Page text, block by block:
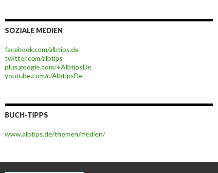
SOZIALE MEDIEN
facebook.com/albtips.de
twitter.com/albtips
plus.google.com/+AlbtipsDe
youtube.com/c/AlbtipsDe
BUCH-TIPPS
www.albtips.de/themen/medien/